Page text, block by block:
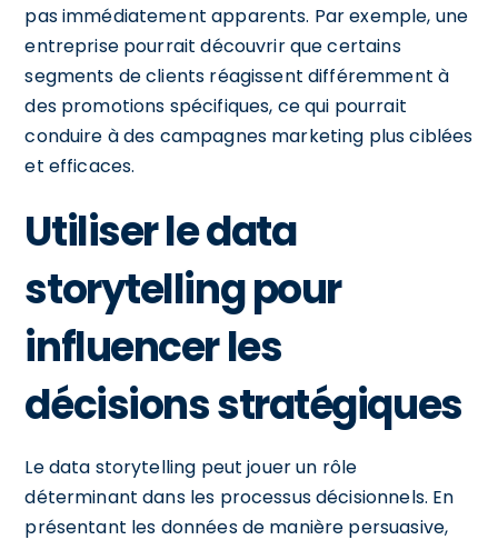
pas immédiatement apparents. Par exemple, une
entreprise pourrait découvrir que certains
segments de clients réagissent différemment à
des promotions spécifiques, ce qui pourrait
conduire à des campagnes marketing plus ciblées
et efficaces.
Utiliser le data
storytelling pour
influencer les
décisions stratégiques
Le data storytelling peut jouer un rôle
déterminant dans les processus décisionnels. En
présentant les données de manière persuasive,